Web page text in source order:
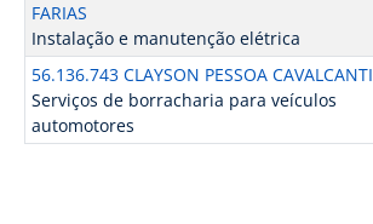
FARIAS
Instalação e manutenção elétrica
56.136.743 CLAYSON PESSOA CAVALCANTI
Serviços de borracharia para veículos
automotores